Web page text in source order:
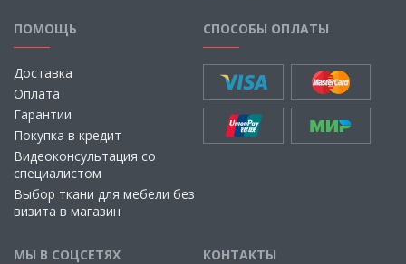
ПОМОЩЬ
Доставка
Оплата
Гарантии
Покупка в кредит
Видеоконсультация со
специалистом
Выбор ткани для мебели без
визита в магазин
СПОСОБЫ ОПЛАТЫ
МЫ В СОЦСЕТЯХ КОНТАКТЫ